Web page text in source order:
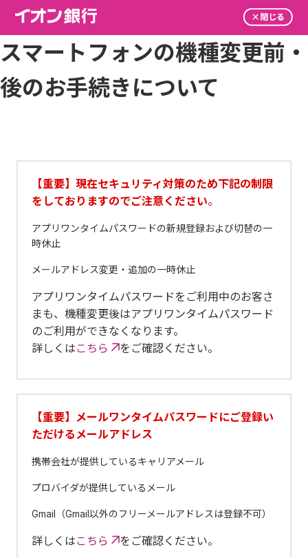
スマートフォンの機種変更前・
後のお手続きについて
【重要】現在セキュリティ対策のため下記の制限
をしておりますのでご注意ください。
アプリワンタイムパスワードの新規登録および切替の一
時休止
メールアドレス変更・追加の一時休止
アプリワンタイムパスワードをご利用中のお客さ
まも、機種変更後はアプリワンタイムパスワード
のご利用ができなくなります。
詳しくは こちら をご確認ください。
【重要】メールワンタイムパスワードにご登録い
ただけるメールアドレス
携帯会社が提供しているキャリアメール
プロバイダが提供しているメール
Gmail（Gmail以外のフリーメールアドレスは登録不可）
詳しくは こちら をご確認ください。